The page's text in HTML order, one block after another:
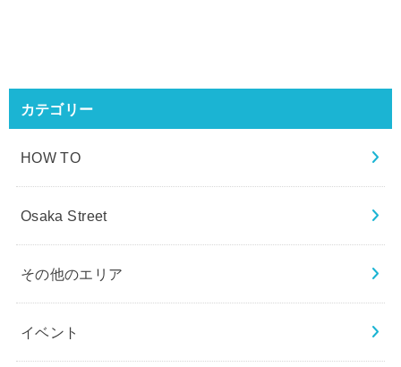
カテゴリー
HOW TO
Osaka Street
その他のエリア
イベント